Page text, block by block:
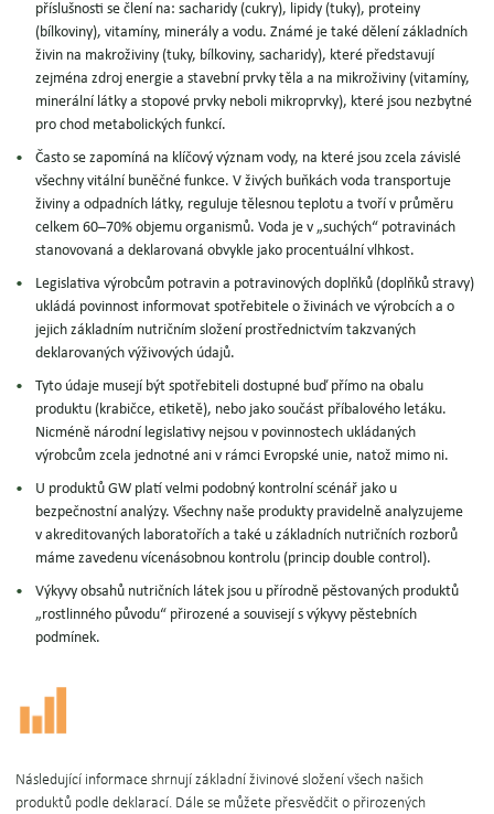
příslušnosti se člení na:sacharidy (cukry), lipidy (tuky), proteiny
(bílkoviny), vitamíny, minerály a vodu.Známé je také dělení základních
živin na makroživiny (tuky, bílkoviny, sacharidy), které představují
zejména zdroj energie a stavební prvky těla a na mikroživiny (vitamíny,
minerální látky a stopové prvky neboli mikroprvky), které jsou nezbytné
pro chod metabolických funkcí.
Často se zapomíná na klíčový význam vody, na které jsou zcela závislé
všechny vitální buněčné funkce. V živých buňkách voda transportuje
živiny a odpadních látky, reguluje tělesnou teplotu a tvoří v průměru
celkem 60–70% objemu organismů. Voda je v „suchých“ potravinách
stanovovaná a deklarovaná obvykle jako procentuální vlhkost.
Legislativa výrobcům potravin a potravinových doplňků (doplňků stravy)
ukládá povinnost informovat spotřebitele o živinách ve výrobcích a o
jejich základním nutričním složení prostřednictvím takzvaných
deklarovaných výživových údajů.
Tyto údaje musejí být spotřebiteli dostupné buď přímo na obalu
produktu (krabičce, etiketě), nebo jako součást příbalového letáku.
Nicméně národní legislativy nejsou v povinnostech ukládaných
výrobcům zcela jednotné ani v rámci Evropské unie, natož mimo ni.
U produktů GW platí velmi podobný kontrolní scénář jako u
bezpečnostní analýzy.Všechny naše produkty pravidelně analyzujeme
v akreditovaných laboratořícha také u základních nutričních rozborů
máme zavedenuvícenásobnou kontrolu (princip double control).
Výkyvy obsahů nutričních látek jsou u přírodně pěstovaných produktů
„rostlinného původu“ přirozenéa souvisejí s výkyvy pěstebních
podmínek.
Následující informace shrnují základní živinové složení všech našich
produktů podle deklarací. Dále se můžete přesvědčit o přirozených